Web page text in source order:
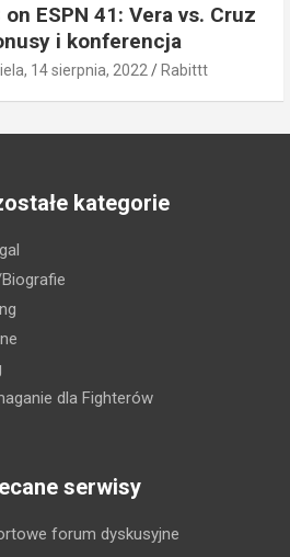
on ESPN 41: Vera vs. Cruz
i konferencja
14 sierpnia, 2022 Rabittt
kategorie
dla Fighterów
serwisy
forum dyskusyjne